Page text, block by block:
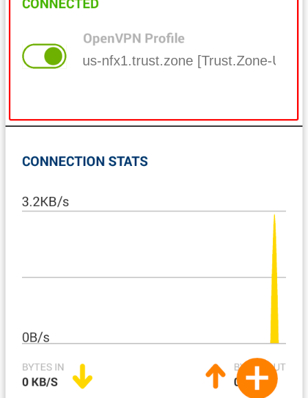
us-nfx1.trust.zone [Trust.Zone-